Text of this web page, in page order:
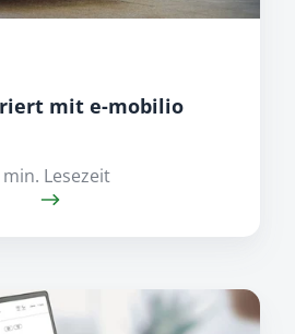
mit e-mobilio
min. Lesezeit